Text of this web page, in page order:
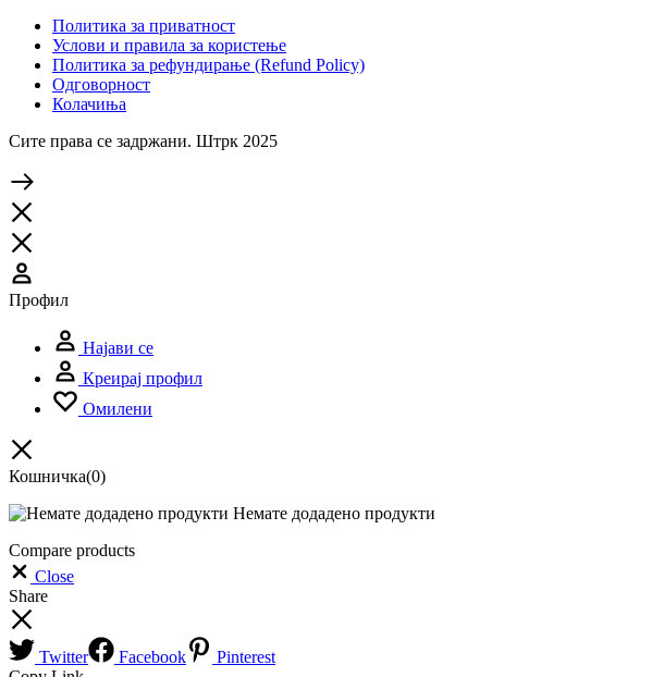
Политика за приватност
Услови и правила за користење
Политика за рефундирање (Refund Policy)
Одговорност
Колачиња
Сите права се задржани. Штрк 2025
Профил
Најави се
Креирај профил
Омилени
Кошничка(0)
Немате додадено продукти
Compare products
Close
Share
Twitter Facebook
Pinterest